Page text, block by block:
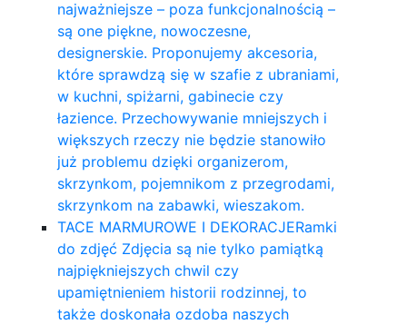
najważniejsze – poza funkcjonalnością –
są one piękne, nowoczesne,
designerskie. Proponujemy akcesoria,
które sprawdzą się w szafie z ubraniami,
w kuchni, spiżarni, gabinecie czy
łazience. Przechowywanie mniejszych i
większych rzeczy nie będzie stanowiło
już problemu dzięki organizerom,
skrzynkom, pojemnikom z przegrodami,
skrzynkom na zabawki, wieszakom.
TACE MARMUROWE I DEKORACJERamki
do zdjęć Zdjęcia są nie tylko pamiątką
najpiękniejszych chwil czy
upamiętnieniem historii rodzinnej, to
także doskonała ozdoba naszych